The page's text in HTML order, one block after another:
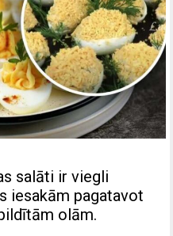
salāti ir viegli
iesakām pagatavot
olām.